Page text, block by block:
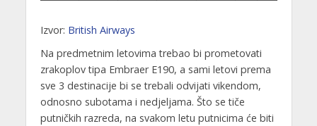
Izvor: British Airways
Na predmetnim letovima trebao bi prometovati
zrakoplov tipa Embraer E190, a sami letovi prema
sve 3 destinacije bi se trebali odvijati vikendom,
odnosno subotama i nedjeljama. Što se tiče
putničkih razreda, na svakom letu putnicima će biti